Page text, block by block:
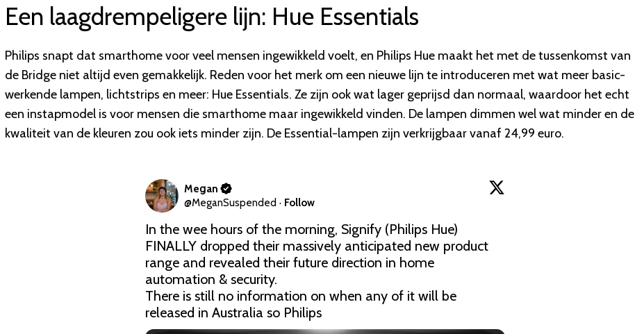
Een laagdrempeligere lijn: Hue Essentials
Philips snapt dat smarthome voor veel mensen ingewikkeld voelt, en Philips Hue maakt het met de tussenkomst van
de Bridge niet altijd even gemakkelijk. Reden voor het merk om een nieuwe lijn te introduceren met wat meer basic-
werkende lampen, lichtstrips en meer: Hue Essentials. Ze zijn ook wat lager geprijsd dan normaal, waardoor het echt
een instapmodel is voor mensen die smarthome maar ingewikkeld vinden. De lampen dimmen wel wat minder en de
kwaliteit van de kleuren zou ook iets minder zijn. De Essential-lampen zijn verkrijgbaar vanaf 24,99 euro.
Meցan
@MeganSuspended · Follow
In the wee hours of the morning, Signify (Philips Hue)
FINALLY dropped their massively anticipated new product
range and revealed their future direction in home
automation & security.
There is still no information on when any of it will be
released in Australia so Philips